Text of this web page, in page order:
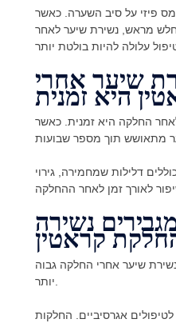
פיזי על סיב השערה. כאשר
מראש, נשירת שיער לאחר
שיער אחרי
היא זמנית
החלקה היא זמנית. כאשר
דלילות שמחמירה, גירוי
נשירה
קראטין
שיער אחרי החלקה גבוה
אגרסיביים. החלקות